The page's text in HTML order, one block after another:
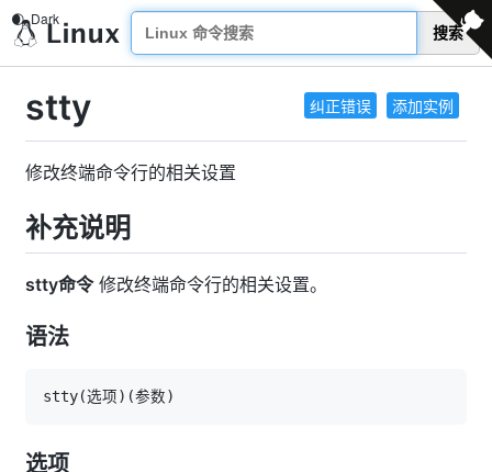
搜索
纠正错误 添加实例
stty
修改终端命令行的相关设置
补充说明
stty命令修改终端命令行的相关设置。
语法
stty(选项) (参数)
选项